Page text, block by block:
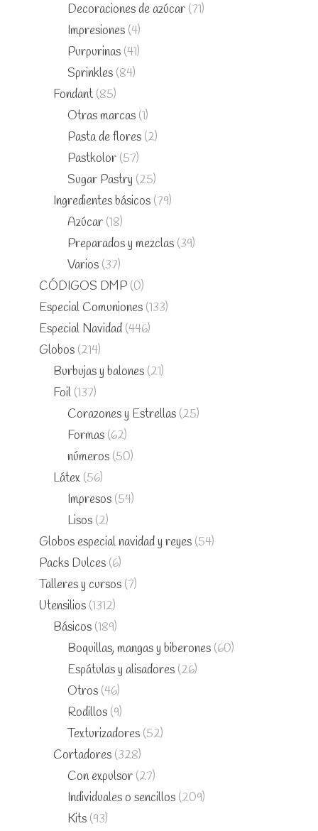
Decoraciones de azúcar (71)
Impresiones (4)
Purpurinas (41)
Sprinkles (84)
Fondant (85)
Otras marcas (1)
Pasta de flores (2)
Pastkolor (57)
Sugar Pastry (25)
Ingredientes básicos (79)
Azúcar (18)
Preparados y mezclas (39)
Varios (37)
CÓDIGOS DMP (0)
Especial Comuniones (133)
Especial Navidad (446)
Globos (214)
Burbujas y balones (21)
Foil (137)
Corazones y Estrellas (25)
Formas (62)
números (50)
Látex (56)
Impresos (54)
Lisos (2)
Globos especial navidad y reyes (54)
Packs Dulces (6)
Talleres y cursos (7)
Utensilios (1312)
Básicos (189)
Boquillas, mangas y biberones (60)
Espátulas y alisadores (26)
Otros (46)
Rodillos (9)
Texturizadores (52)
Cortadores (328)
Con expulsor (27)
Individuales o sencillos (209)
Kits (93)